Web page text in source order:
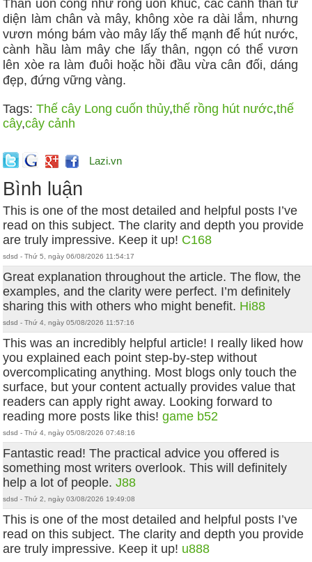
Thân uốn cong như rồng uốn khúc, các cành thân tứ
diện làm chân và mây, không xòe ra dài lắm, nhưng
vươn móng bám vào mây lấy thế mạnh để hút nước,
cành hầu làm mây che lấy thân, ngọn có thể vươn
lên xòe ra làm đuôi hoặc hồi đầu vừa cân đối, dáng
đẹp, đứng vững vàng.
Tags:Thế cây Long cuốn thủy,thế rồng hút nước,thế
cây,cây cảnh
Lazi.vn
Bình luận
This is one of the most detailed and helpful posts I’ve
read on this subject. The clarity and depth you provide
are truly impressive. Keep it up! C168
sdsd - Thứ 5, ngày 06/08/2026 11:54:17
Great explanation throughout the article. The flow, the
examples, and the clarity were perfect. I’m definitely
sharing this with others who might benefit. Hi88
sdsd - Thứ 4, ngày 05/08/2026 11:57:16
This was an incredibly helpful article! I really liked how
you explained each point step-by-step without
overcomplicating anything. Most blogs only touch the
surface, but your content actually provides value that
readers can apply right away. Looking forward to
reading more posts like this!game b52
sdsd - Thứ 4, ngày 05/08/2026 07:48:16
Fantastic read! The practical advice you offered is
something most writers overlook. This will definitely
help a lot of people.J88
sdsd - Thứ 2, ngày 03/08/2026 19:49:08
This is one of the most detailed and helpful posts I’ve
read on this subject. The clarity and depth you provide
are truly impressive. Keep it up! u888